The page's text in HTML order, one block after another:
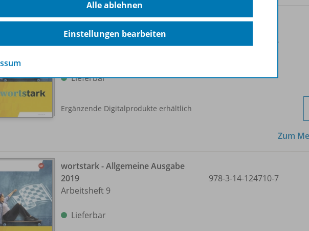
wortstark - Allgemeine Ausgabe
2019
Lieferbar
Ergänzende Digitalprodukte erhältlich
978-3-14-124704-6
Zum
wortstark - Allgemeine Ausgabe
2019
Arbeitsheft 9
Lieferbar
978-3-14-124710-7
Alle ablehnen
Einstellungen bearbeiten